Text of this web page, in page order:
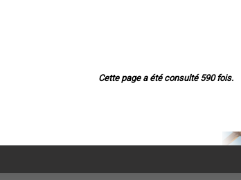
Cette page a été consulté 590 fois.